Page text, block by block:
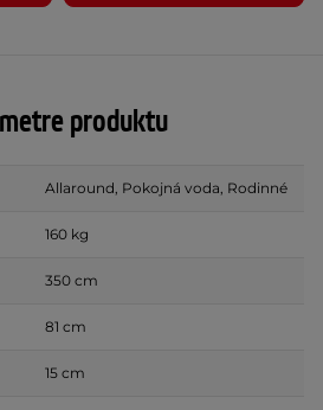
produktu
Allaround, Pokojná voda, Rodinné
160 kg
350 cm
81 cm
15 cm